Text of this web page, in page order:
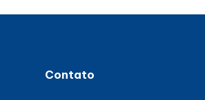
Contato